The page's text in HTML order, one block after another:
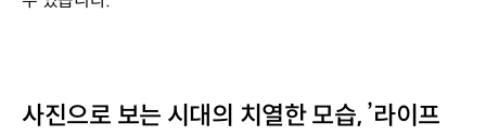
사진으로 보는 시대의 치열한 모습, ’라이프